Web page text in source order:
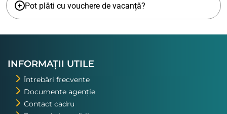
Pot plăti cu vouchere de vacanță?
INFORMAȚII UTILE
Întrebări frecvente
Documente agenție
Contact cadru